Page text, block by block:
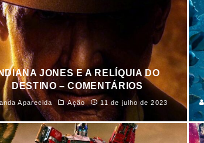
JONES E A RELÍQUIA DO
DESTINO – COMENTÁRIOS
Aparecida Ação 11 de julho de 2023